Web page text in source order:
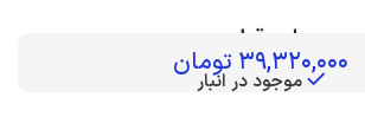
بهای قطعه :
۳۹,۳۲۰,۰۰۰ تومان
موجود در انبار